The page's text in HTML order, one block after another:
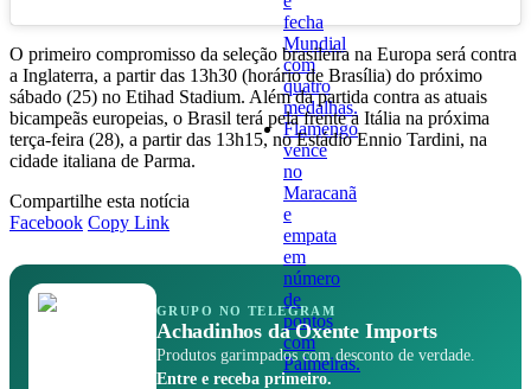
fecha
Mundial
com
quatro
medalhas.
Flamengo
vence
no
Maracanã
e
empata
em
número
de
pontos
com
Palmeiras.
O primeiro compromisso da seleção brasileira na Europa será contra
a Inglaterra, a partir das 13h30 (horário de Brasília) do próximo
sábado (25) no Etihad Stadium. Além da partida contra as atuais
bicampeãs europeias, o Brasil terá pela frente a Itália na próxima
terça-feira (28), a partir das 13h15, no Estádio Ennio Tardini, na
cidade italiana de Parma.
Compartilhe esta notícia
Facebook Copy Link
GRUPO NO TELEGRAM
Achadinhos da Oxente Imports
Produtos garimpados com desconto de verdade.
Entre e receba primeiro.